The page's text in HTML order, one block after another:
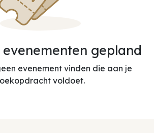
gepland
evenement vinden die aan je
voldoet.